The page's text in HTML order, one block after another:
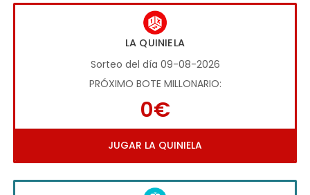
LA QUINIELA
Sorteo del día 09-08-2026
PRÓXIMO BOTE MILLONARIO:
0€
JUGAR LA QUINIELA